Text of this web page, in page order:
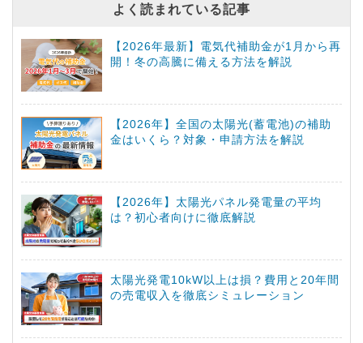
よく読まれている記事
【2026年最新】電気代補助金が1月から再
開！冬の高騰に備える方法を解説
【2026年】全国の太陽光(蓄電池)の補助
金はいくら？対象・申請方法を解説
【2026年】太陽光パネル発電量の平均
は？初心者向けに徹底解説
太陽光発電10kW以上は損？費用と20年間
の売電収入を徹底シミュレーション